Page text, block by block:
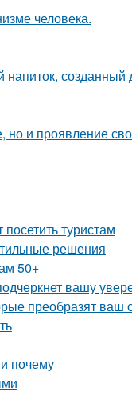
человека.
созданный
но и проявление
туристам
решения
50+
вашу
преобразят ваш
почему